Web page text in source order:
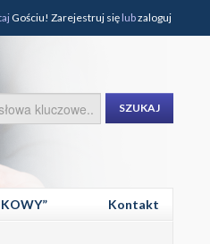
zaloguj
lub
Zarejestruj się
Gościu!
SZUKAJ
Kontakt